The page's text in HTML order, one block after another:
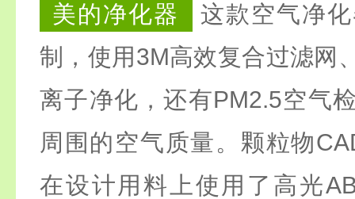
美的净化器
这款空气净
制，使用3M高效复合过滤网
离子净化，还有PM2.5空气
周围的空气质量。颗粒物
在设计用料上使用了高光